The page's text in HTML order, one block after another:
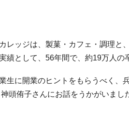
レッジは、製菓・カフェ・調理と
績として、56年間で、約19万人の
生に開業のヒントをもらうべく、
頭侑子さんにお話をうかがいまし